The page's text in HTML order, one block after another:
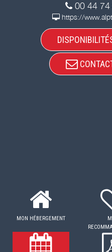
00 44
https://
MON HÉBERGEMENT